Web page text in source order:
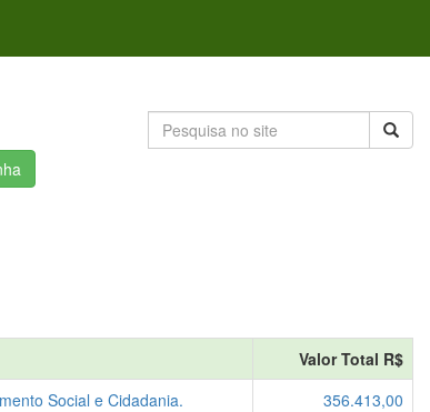
Valor Total R$
Social e Cidadania.
356.413,00